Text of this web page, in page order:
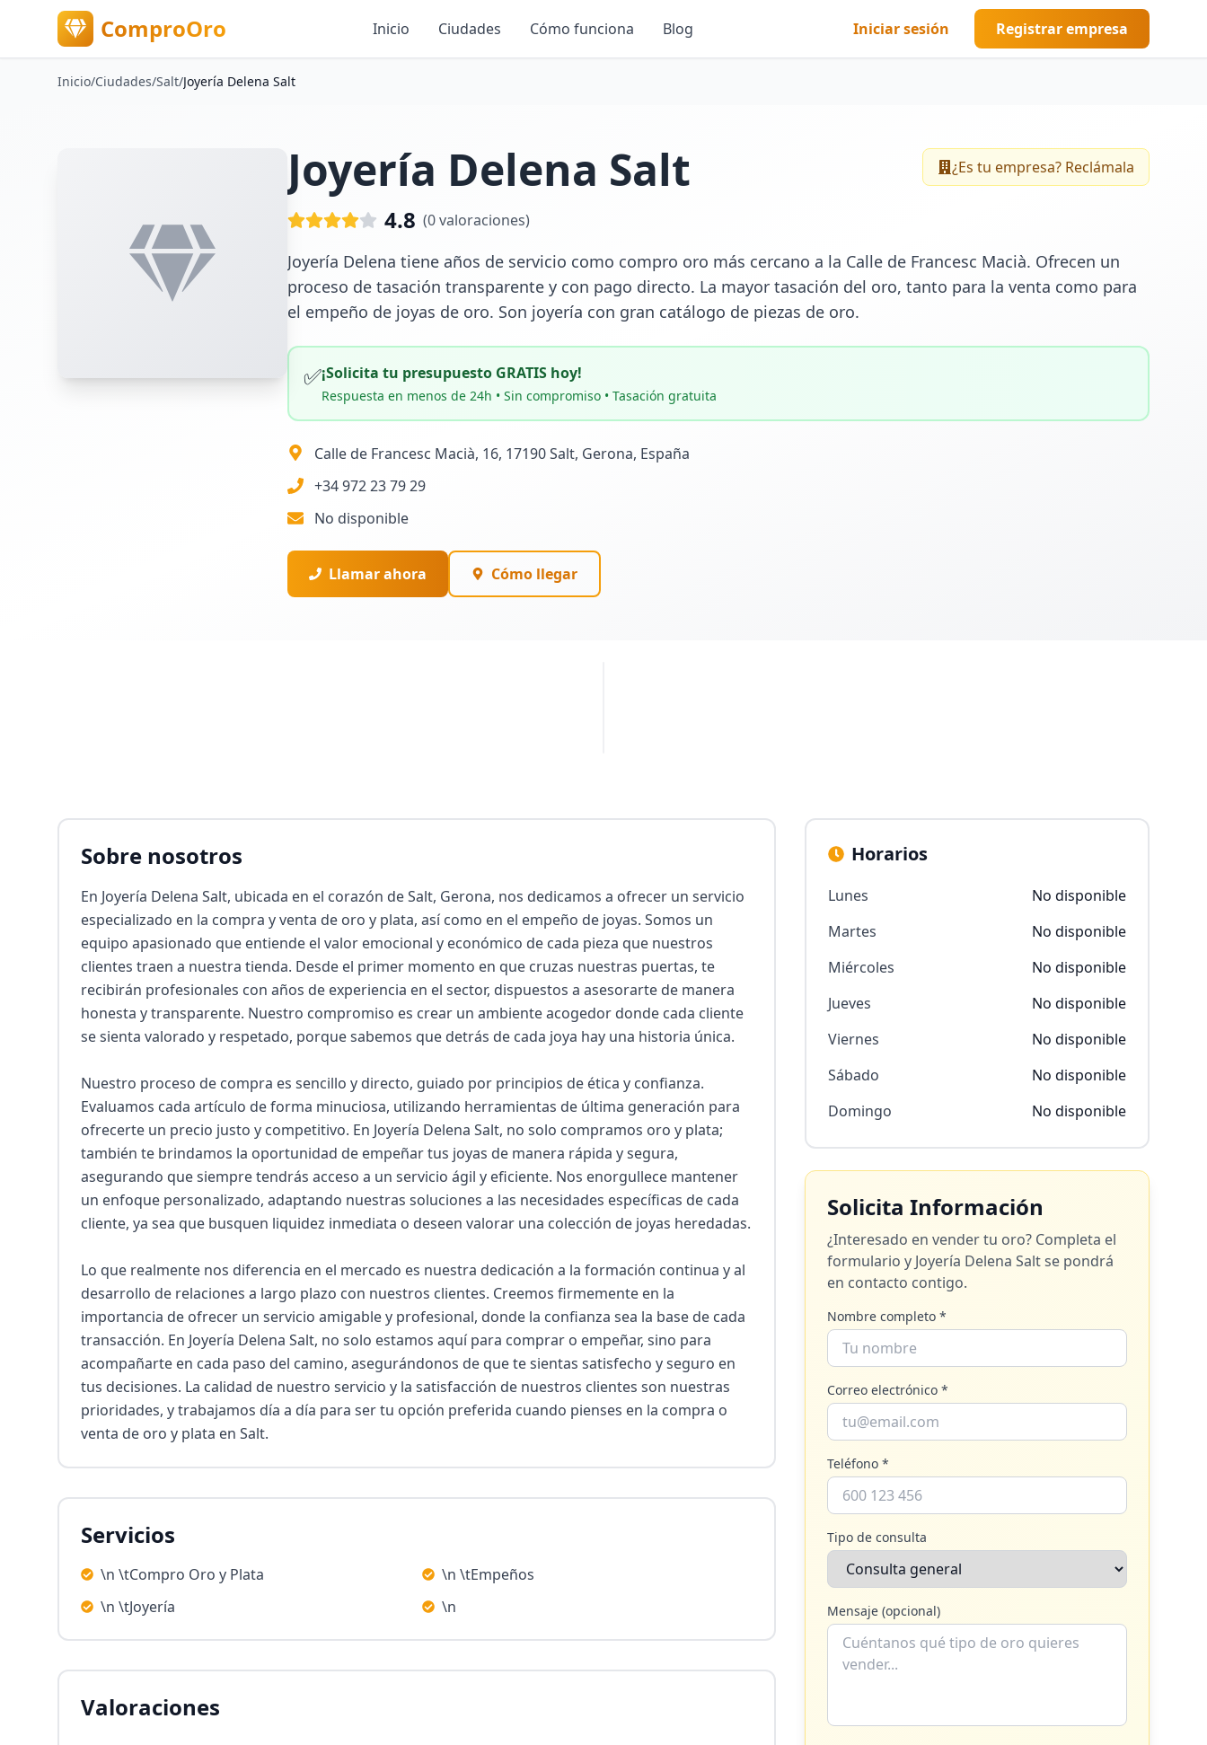
ComproOro Inicio Ciudades Cómo funciona Blog Iniciar sesión Registrar empresa
Inicio/Ciudades/Salt/Joyería Delena Salt
Joyería Delena Salt ¿Es tu empresa? Reclámala
4.8 (0valoraciones)
Joyería Delena tiene años de servicio como compro oro más cercano a la Calle de Francesc Macià. Ofrecen un
proceso de tasación transparente y con pago directo. La mayor tasación del oro, tanto para la venta como para
el empeño de joyas de oro. Son joyería con gran catálogo de piezas de oro.
✅¡Solicita tu presupuesto GRATIS hoy!
Respuesta en menos de 24h • Sin compromiso • Tasación gratuita
Calle de Francesc Macià, 16, 17190 Salt, Gerona, España
+34 972 23 79 29
No disponible
Llamar ahora Cómo llegar
Sobre nosotros
En Joyería Delena Salt, ubicada en el corazón de Salt, Gerona, nos dedicamos a ofrecer un servicio
especializado en la compra y venta de oro y plata, así como en el empeño de joyas. Somos un
equipo apasionado que entiende el valor emocional y económico de cada pieza que nuestros
clientes traen a nuestra tienda. Desde el primer momento en que cruzas nuestras puertas, te
recibirán profesionales con años de experiencia en el sector, dispuestos a asesorarte de manera
honesta y transparente. Nuestro compromiso es crear un ambiente acogedor donde cada cliente
se sienta valorado y respetado, porque sabemos que detrás de cada joya hay una historia única.
Nuestro proceso de compra es sencillo y directo, guiado por principios de ética y confianza.
Evaluamos cada artículo de forma minuciosa, utilizando herramientas de última generación para
ofrecerte un precio justo y competitivo. En Joyería Delena Salt, no solo compramos oro y plata;
también te brindamos la oportunidad de empeñar tus joyas de manera rápida y segura,
asegurando que siempre tendrás acceso a un servicio ágil y eficiente. Nos enorgullece mantener
un enfoque personalizado, adaptando nuestras soluciones a las necesidades específicas de cada
cliente, ya sea que busquen liquidez inmediata o deseen valorar una colección de joyas heredadas.
Lo que realmente nos diferencia en el mercado es nuestra dedicación a la formación continua y al
desarrollo de relaciones a largo plazo con nuestros clientes. Creemos firmemente en la
importancia de ofrecer un servicio amigable y profesional, donde la confianza sea la base de cada
transacción. En Joyería Delena Salt, no solo estamos aquí para comprar o empeñar, sino para
acompañarte en cada paso del camino, asegurándonos de que te sientas satisfecho y seguro en
tus decisiones. La calidad de nuestro servicio y la satisfacción de nuestros clientes son nuestras
prioridades, y trabajamos día a día para ser tu opción preferida cuando pienses en la compra o
venta de oro y plata en Salt.
Servicios
\n \tCompro Oro y Plata
\n \tEmpeños
\n \tJoyería
\n
Valoraciones
Horarios
Lunes
No disponible
Martes
No disponible
Miércoles
No disponible
Jueves
No disponible
Viernes
No disponible
Sábado
No disponible
Domingo
No disponible
Solicita Información
¿Interesado en vender tu oro? Completa el
formulario y Joyería Delena Saltse pondrá
en contacto contigo.
Nombre completo *
Correo electrónico *
Teléfono *
Tipo de consulta
Mensaje (opcional)